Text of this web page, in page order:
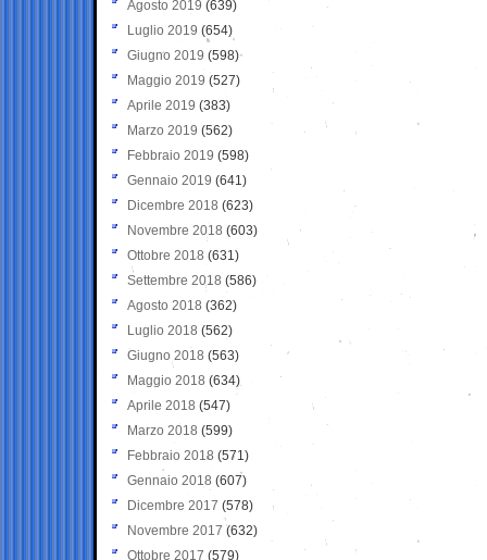
Agosto 2019 (639)
Luglio 2019 (654)
Giugno 2019 (598)
Maggio 2019 (527)
Aprile 2019 (383)
Marzo 2019 (562)
Febbraio 2019 (598)
Gennaio 2019 (641)
Dicembre 2018 (623)
Novembre 2018 (603)
Ottobre 2018 (631)
Settembre 2018 (586)
Agosto 2018 (362)
Luglio 2018 (562)
Giugno 2018 (563)
Maggio 2018 (634)
Aprile 2018 (547)
Marzo 2018 (599)
Febbraio 2018 (571)
Gennaio 2018 (607)
Dicembre 2017 (578)
Novembre 2017 (632)
Ottobre 2017 (579)